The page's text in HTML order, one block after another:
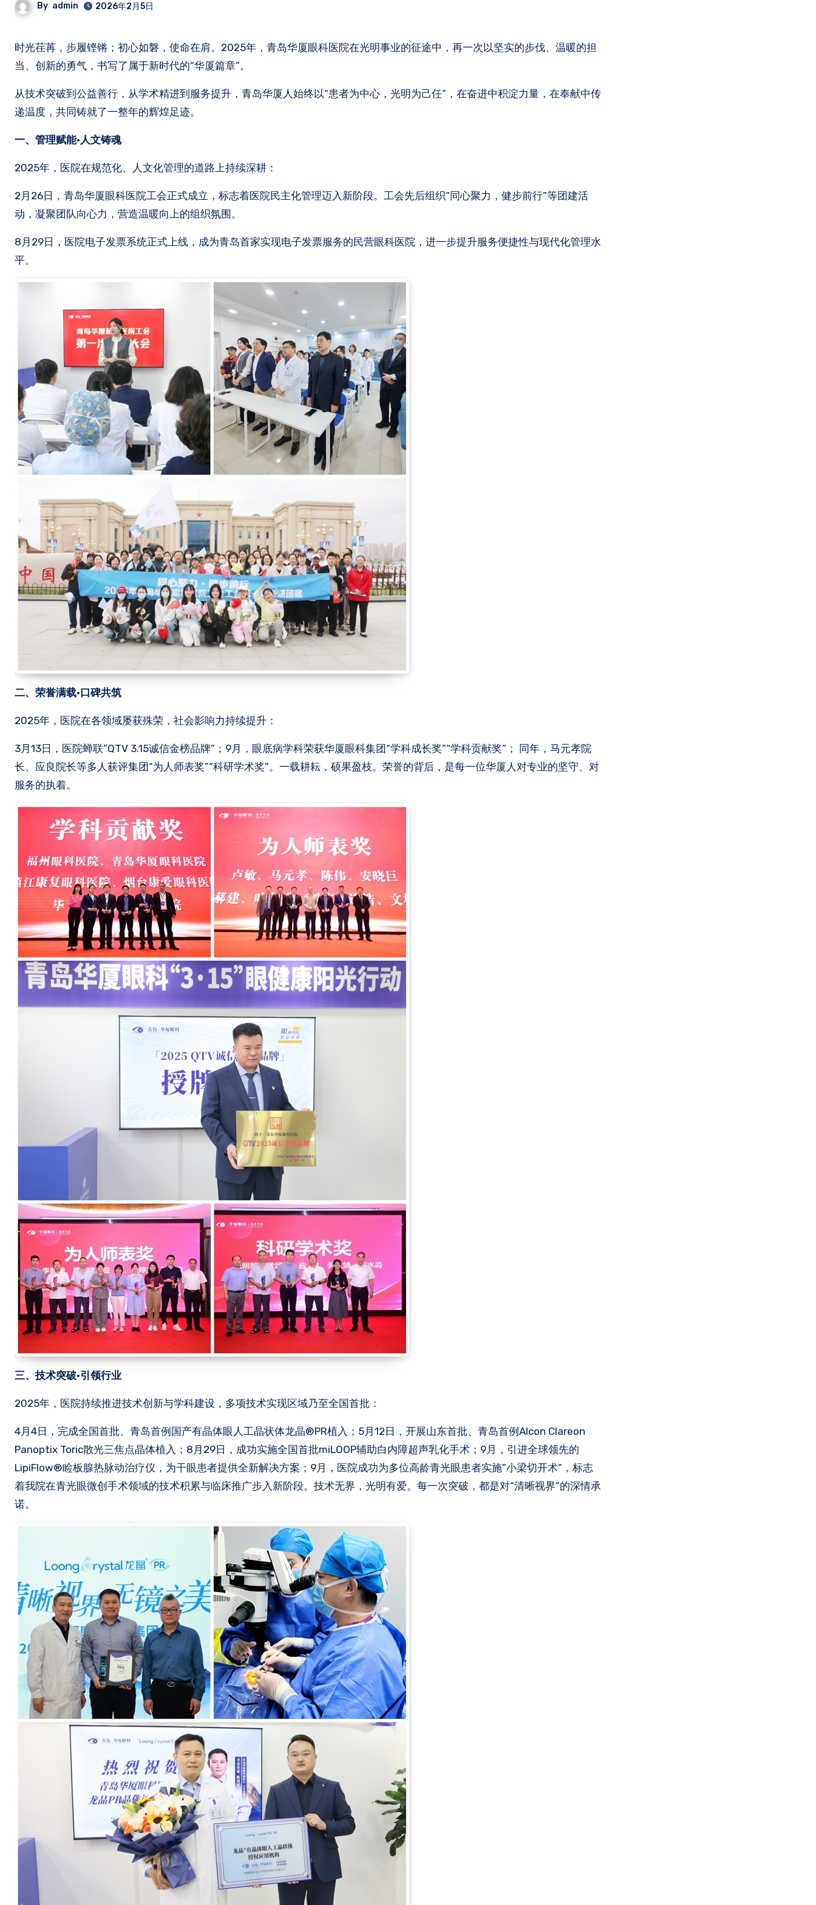
By admin 2026年2月5日
时光荏苒，步履铿锵；初心如磐，使命在肩。2025年，青岛华厦眼科医院在光明事业的征途中，再一次以坚实的步伐、温暖的担
当、创新的勇气，书写了属于新时代的“华厦篇章”。
从技术突破到公益善行，从学术精进到服务提升，青岛华厦人始终以“患者为中心，光明为己任”，在奋进中积淀力量，在奉献中传
递温度，共同铸就了一整年的辉煌足迹。
一、管理赋能·人文铸魂
2025年，医院在规范化、人文化管理的道路上持续深耕：
2月26日，青岛华厦眼科医院工会正式成立，标志着医院民主化管理迈入新阶段。工会先后组织“同心聚力，健步前行”等团建活
动，凝聚团队向心力，营造温暖向上的组织氛围。
8月29日，医院电子发票系统正式上线，成为青岛首家实现电子发票服务的民营眼科医院，进一步提升服务便捷性与现代化管理水
平。
二、荣誉满载·口碑共筑
2025年，医院在各领域屡获殊荣，社会影响力持续提升：
3月13日，医院蝉联“QTV 3.15诚信金榜品牌”；9月，眼底病学科荣获华厦眼科集团“学科成长奖”“学科贡献奖”； 同年，马元孝院
长、应良院长等多人获评集团“为人师表奖”“科研学术奖”。一载耕耘，硕果盈枝。荣誉的背后，是每一位华厦人对专业的坚守、对
服务的执着。
三、技术突破·引领行业
2025年，医院持续推进技术创新与学科建设，多项技术实现区域乃至全国首批：
4月4日，完成全国首批、青岛首例国产有晶体眼人工晶状体龙晶®PR植入；5月12日，开展山东首批、青岛首例Alcon Clareon
Panoptix Toric散光三焦点晶体植入；8月29日，成功实施全国首批miLOOP辅助白内障超声乳化手术；9月，引进全球领先的
LipiFlow®睑板腺热脉动治疗仪，为干眼患者提供全新解决方案；9月，医院成功为多位高龄青光眼患者实施”小梁切开术”，标志
着我院在青光眼微创手术领域的技术积累与临床推广步入新阶段。技术无界，光明有爱。每一次突破，都是对“清晰视界”的深情承
诺。